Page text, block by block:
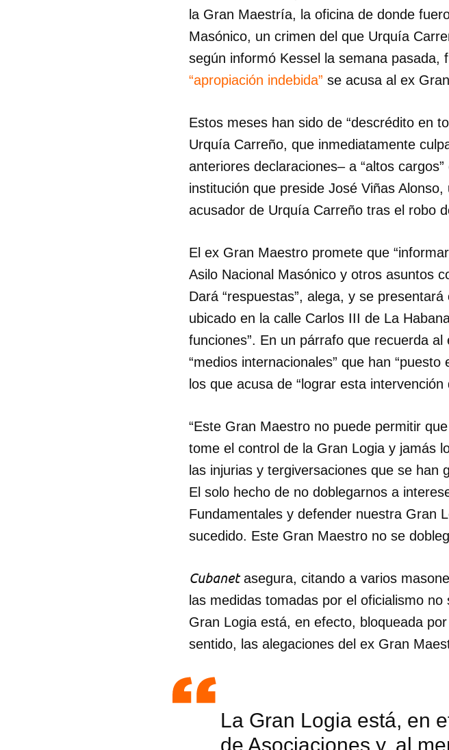
la Gran Maestría, la oficina de donde
Masónico, un crimen del que Urquía
según informó Kessel la semana
“apropiación indebida” se acusa al ex
Estos meses han sido de “descrédito en
Urquía Carreño, que inmediatamente
anteriores declaraciones– a “altos
institución que preside José Viñas
acusador de Urquía Carreño tras el robo
El ex Gran Maestro promete que
Asilo Nacional Masónico y otros asuntos
Dará “respuestas”, alega, y se
ubicado en la calle Carlos III de La
funciones”. En un párrafo que recuerda
“medios internacionales” que han
los que acusa de “lograr esta intervención
“Este Gran Maestro no puede permitir
tome el control de la Gran Logia y jamás
las injurias y tergiversaciones que se
El solo hecho de no doblegarnos a
Fundamentales y defender nuestra Gran
sucedido. Este Gran Maestro no se
Cubanetasegura, citando a varios
las medidas tomadas por el oficialismo
Gran Logia está, en efecto, bloqueada
sentido, las alegaciones del ex Gran
La Gran Logia está, en
de Asociaciones y, al